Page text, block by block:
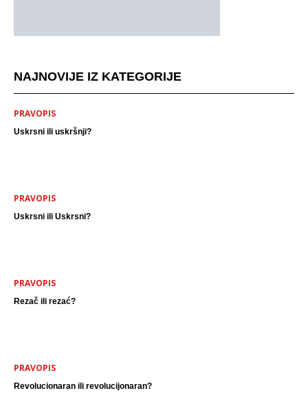
NAJNOVIJE IZ KATEGORIJE
PRAVOPIS
Uskrsni ili uskršnji?
PRAVOPIS
Uskrsni ili Uskrsni?
PRAVOPIS
Rezač ili rezać?
PRAVOPIS
Revolucionaran ili revolucijonaran?